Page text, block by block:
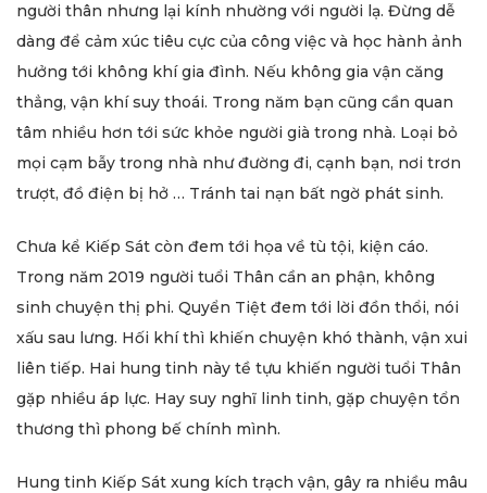
người thân nhưng lại kính nhường với người lạ. Đừng dễ
dàng để cảm xúc tiêu cực của công việc và học hành ảnh
hưởng tới không khí gia đình. Nếu không gia vận căng
thẳng, vận khí suy thoái. Trong năm bạn cũng cần quan
tâm nhiều hơn tới sức khỏe người già trong nhà. Loại bỏ
mọi cạm bẫy trong nhà như đường đi, cạnh bạn, nơi trơn
trượt, đồ điện bị hở … Tránh tai nạn bất ngờ phát sinh.
Chưa kể Kiếp Sát còn đem tới họa về tù tội, kiện cáo.
Trong năm 2019 người tuổi Thân cần an phận, không
sinh chuyện thị phi. Quyển Tiệt đem tới lời đồn thổi, nói
xấu sau lưng. Hối khí thì khiến chuyện khó thành, vận xui
liên tiếp. Hai hung tinh này tề tựu khiến người tuổi Thân
gặp nhiều áp lực. Hay suy nghĩ linh tinh, gặp chuyện tổn
thương thì phong bế chính mình.
Hung tinh Kiếp Sát xung kích trạch vận, gây ra nhiều mâu